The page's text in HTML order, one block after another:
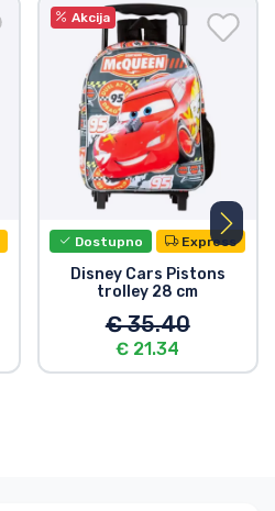
Akcija
Dostupno Express
Disney Cars Pistons
trolley 28 cm
€ 35.40
€ 21.34